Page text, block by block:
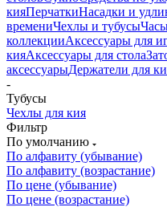
кияПерчаткиНасадки и
времениЧехлы и тубусы
коллекцииАксессуары для
кияАксессуары для стола
аксессуарыДержатели для
-
Тубусы
Чехлы для кия
Фильтр
По умолчанию
По алфавиту (убывание)
По алфавиту (возрастание)
По цене (убывание)
По цене (возрастание)